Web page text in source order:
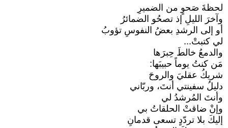
لحظةَ صَحوٍ من الضميرِ
وآخرَ الليلِ إذ تصحُو الضمائرُ
أو إلى الرشدِ بعضُ النفوسِ تؤوبُ
لي كتبتْ...
والدمعُ خالطَ حِبرَها
مَن كنتُ يوماً حبيبَها:
شريكُ عقليَ والروحَ
دليلُ سفينتي أنتَ، وربّاني
وأنتَ المُرشدُ لي
وإنْ ضاقتْ الحلقاتُ بي
إليكَ بلا تردّدٍ تسعى قدمانِ